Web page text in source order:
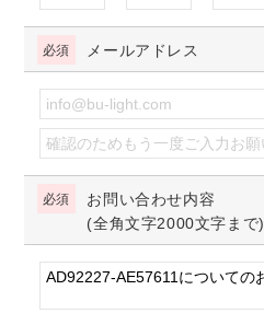
メールアドレス
お問い合わせ内容
(全角文字2000文字まで)